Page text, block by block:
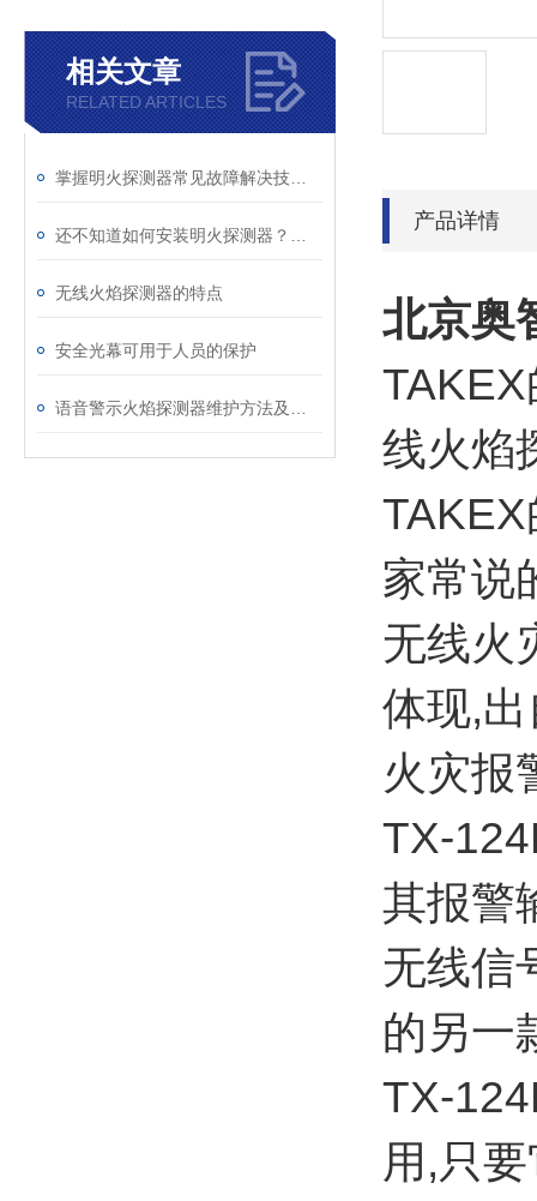
相关文章
RELATED ARTICLES
无线火焰探测器的特点
安全光幕可用于人员的保护
产品详情
北京奥
线火焰
家常说
无线火
体现,
火灾报
TX-
其报警
无线信
的另一
TX-
用,只